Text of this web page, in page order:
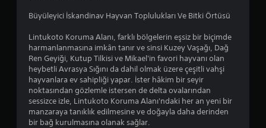
Büyüleyici İskandinav Hayvan Toplulukları Ve Bitki Örtüsü
Lintukoto Koruma Alanı, farklı bölgelerin eşsiz bir biçimde
harmanlanmasına imkân tanır ve sinsi Kuzey Vaşağı, Dağ
Ren Geyiği, Kutup Tilkisi ve Mikael'in favori hayvanı olan
heybetli Avrasya Sığını da dahil olmak üzere çeşitli vahşi
hayvanlara ev sahipliği yapar. İster hâkim bir seyir
noktasından gözlemle istersen de delta ovalarından
sessizce izle, Lintukoto Koruma Alanı'ndaki her an yeni bir
manzaraya tanıklık edilmesine ve doğayla daha derinden
bir bağ kurulmasına olanak sağlar.